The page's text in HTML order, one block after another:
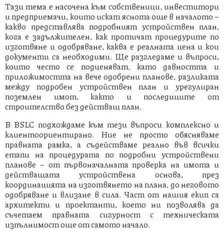
Тази тема е насочена към собственици, инвеститори
и предприемачи, които искат яснота още в началото –
какво представлява подробният устройствен план,
кога е задължителен, как протичат процедурите по
изготвяне и одобряване, каква е реалната цена и кои
документи са необходими. Ще разгледаме и въпроси,
които често се подценяват, като давността и
приложимостта на вече одобрени планове, разликата
между подробен устройствен план и урегулиран
поземлен имот, както и последиците от
строителство без действащ план.
В BSLC подхождаме към тези въпроси комплексно и
клиентоориентирано. Ние не просто обясняваме
правната рамка, а съдействаме реално във всички
етапи на процедурата по подробни устройствени
планове – от първоначалната проверка на имота и
действащата устройствена основа, през
координацията на изготвянето на плана, до неговото
одобряване и влизане в сила. Част от нашия екип са
архитекти и проектанти, което ни позволява да
съчетаем правната сигурност с техническата
изпълнимост още от самото начало.